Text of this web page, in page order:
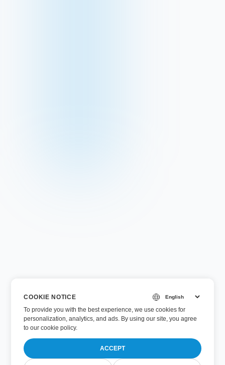
COOKIE NOTICE
To provide you with the best experience, we use cookies for
personalization, analytics, and ads. By using our site, you agree
toour cookie policy.
ACCEPT